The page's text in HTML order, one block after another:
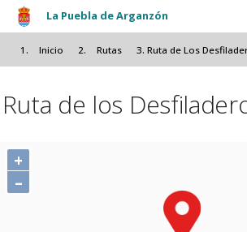
Pasar al contenido
La Puebla de Arganzón
Inicio Rutas Ruta de Los
Ruta de los
+
–